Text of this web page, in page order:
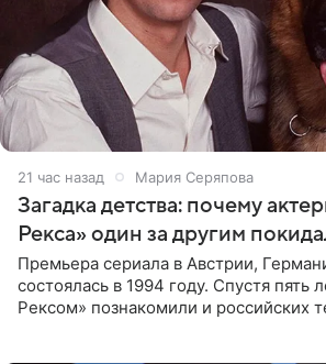
21 час назад Мария Серяпова
Загадка детства: почему
Рекса» один за другим
Премьера сериала в Австрии,
состоялась в 1994 году. Спустя пять
Рексом» познакомили и российских